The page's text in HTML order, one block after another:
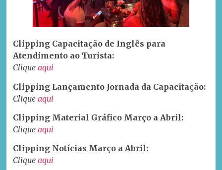
Clipping Capacitação de Inglês para
Atendimento ao Turista:
Cliqueaqui
Clipping Lançamento Jornada da Capacitação:
Cliqueaqui
Clipping Material Gráfico Março a Abril:
Cliqueaqui
Clipping Notícias Março a Abril:
Cliqueaqui